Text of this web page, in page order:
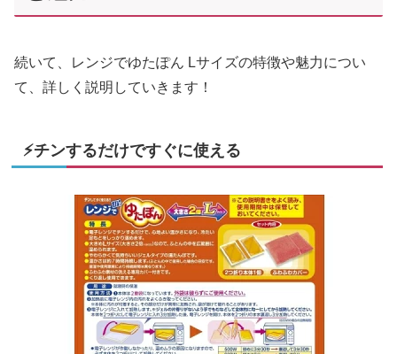
続いて、レンジでゆたぽん Lサイズの特徴や魅力につい
て、詳しく説明していきます！
⚡チンするだけですぐに使える